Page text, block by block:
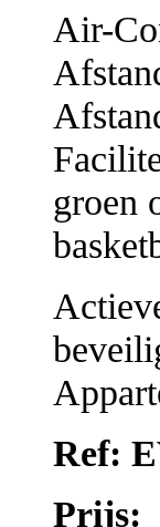
Air-
groen
Ref:
Prijs: